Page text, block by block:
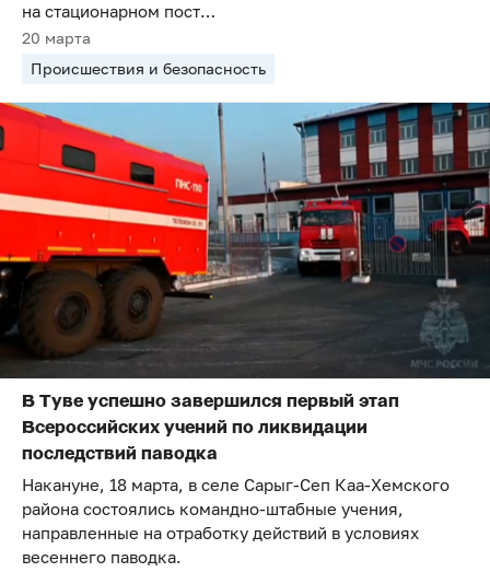
на стационарном пост…
20 марта
Происшествия и безопасность
В Туве успешно завершился первый этап
Всероссийских учений по ликвидации
последствий паводка
Накануне, 18 марта, в селе Сарыг-Сеп Каа-Хемского
района состоялись командно-штабные учения,
направленные на отработку действий в условиях
весеннего паводка.